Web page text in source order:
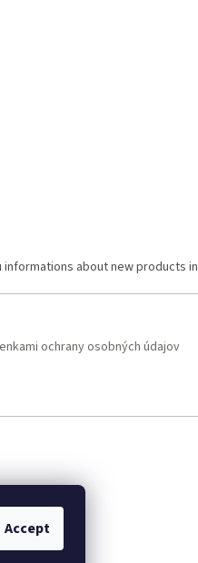
Accept
about new products
ochrany osobných údajov